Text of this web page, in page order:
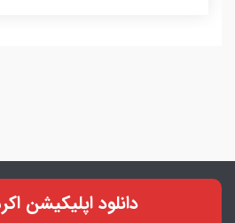
دانلود اپلیکیشن